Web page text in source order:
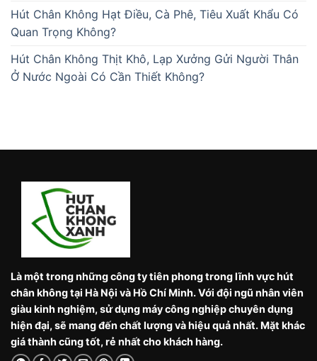
Hút Chân Không Hạt Điều, Cà Phê, Tiêu Xuất Khẩu Có
Quan Trọng Không?
Hút Chân Không Thịt Khô, Lạp Xưởng Gửi Người Thân
Ở Nước Ngoài Có Cần Thiết Không?
Là một trong những công ty tiên phong trong lĩnh vực hút
chân không tại Hà Nội và Hồ Chí Minh. Với đội ngũ nhân viên
giàu kinh nghiệm, sử dụng máy công nghiệp chuyên dụng
hiện đại, sẽ mang đến chất lượng và hiệu quả nhất. Mặt khác
giá thành cũng tốt, rẻ nhất cho khách hàng.